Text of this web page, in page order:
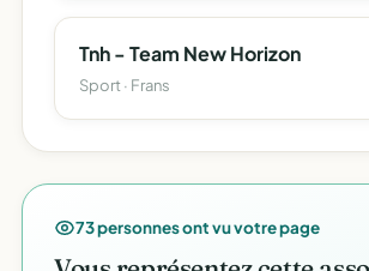
Tnh - Team New Horizon
Sport · Frans
73 personnes ont vu votre page